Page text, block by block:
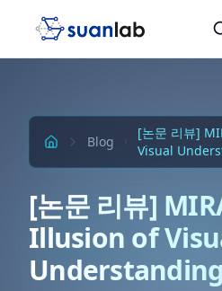
Blog
[논문 리뷰]
Visual
[논문 리뷰]
Illusion of
Understanding